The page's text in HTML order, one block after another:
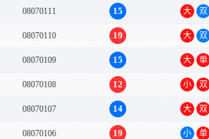
08070111 15 大 双
08070110 19 大 双
08070109 15 大 单
08070108 12 小 双
08070107 14 大 双
08070106 19 小 单